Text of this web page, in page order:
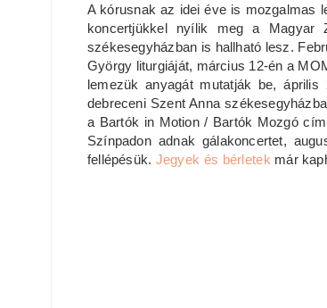
A kórusnak az idei éve is mozgalmas
koncertjükkel nyílik meg a Magyar
székesegyházban is hallható lesz.
György liturgiáját, március 12-én a
lemezük anyagát mutatják be,
debreceni Szent Anna
a Bartók in Motion / Bartók Mozgó
Színpadon adnak gálakoncertet,
fellépésük. Jegyek és bérletek már